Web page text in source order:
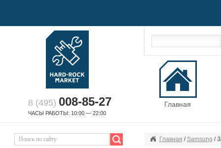
8 (495) 008-85-27
ЧАСЫ РАБОТЫ: 10:00 — 22:00
Главная
Главная / Samsung /